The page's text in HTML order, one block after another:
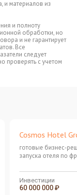
и материалов из
и полноту
обработки, но
и не гарантирует
Все
следует
проверять с учетом
Cosmos Hotel
готовые бизнес-
запуска отеля по
бренда
Инвестиции
60 000 000 ₽